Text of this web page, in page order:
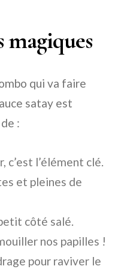
qui va faire
satay est
:
c’est l’élément clé.
et pleines de
côté salé.
nos papilles !
pour raviver le